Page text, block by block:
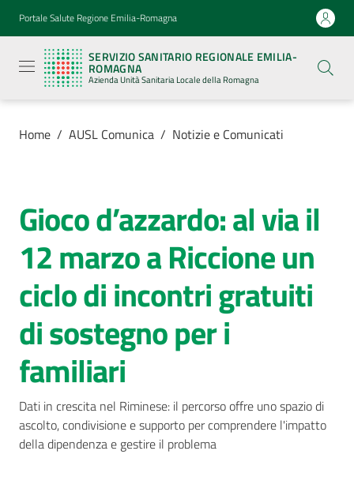
Vai al contenuto
Vai alla navigazione
Vai al footer
Portale Salute Regione Emilia-Romagna
SERVIZIO SANITARIO REGIONALE EMILIA-
ROMAGNA
Azienda Unità Sanitaria Locale della Romagna
Sanitario
Regionale
Emilia-
Romagna
Azienda
Sanitaria
Locale della
Azienda
Servizi
Luoghi
di
cura
AUSL
Comunica
Home / AUSL Comunica / Notizie e Comunicati
Salta al contenuto
Gioco d’azzardo: al via il
12 marzo a Riccione un
ciclo di incontri gratuiti
di sostegno per i
familiari
Dati in crescita nel Riminese: il percorso offre uno spazio di
ascolto, condivisione e supporto per comprendere l'impatto
della dipendenza e gestire il problema